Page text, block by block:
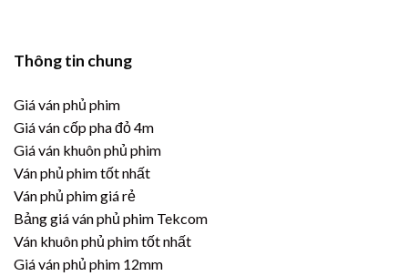
Thông tin chung
Giá ván phủ phim
Giá ván cốp pha đỏ 4m
Giá ván khuôn phủ phim
Ván phủ phim tốt nhất
Ván phủ phim giá rẻ
Bảng giá ván phủ phim Tekcom
Ván khuôn phủ phim tốt nhất
Giá ván phủ phim 12mm